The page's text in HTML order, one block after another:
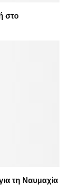
στο
τη Ναυμαχία